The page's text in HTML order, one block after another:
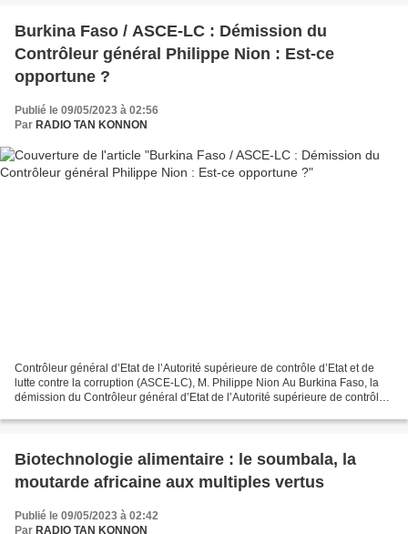
Burkina Faso / ASCE-LC : Démission du
Contrôleur général Philippe Nion : Est-ce
opportune ?
Publié le 09/05/2023 à 02:56
Par RADIO TAN KONNON
Contrôleur général d’Etat de l’Autorité supérieure de contrôle d’Etat et de
lutte contre la corruption (ASCE-LC), M. Philippe Nion Au Burkina Faso, la
démission du Contrôleur général d’Etat de l’Autorité supérieure de contrôle
Biotechnologie alimentaire : le soumbala, la
moutarde africaine aux multiples vertus
Publié le 09/05/2023 à 02:42
Par RADIO TAN KONNON